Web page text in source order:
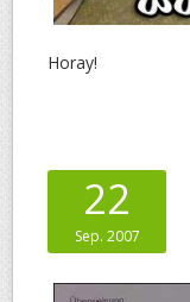
Horay!
22
Sep. 2007